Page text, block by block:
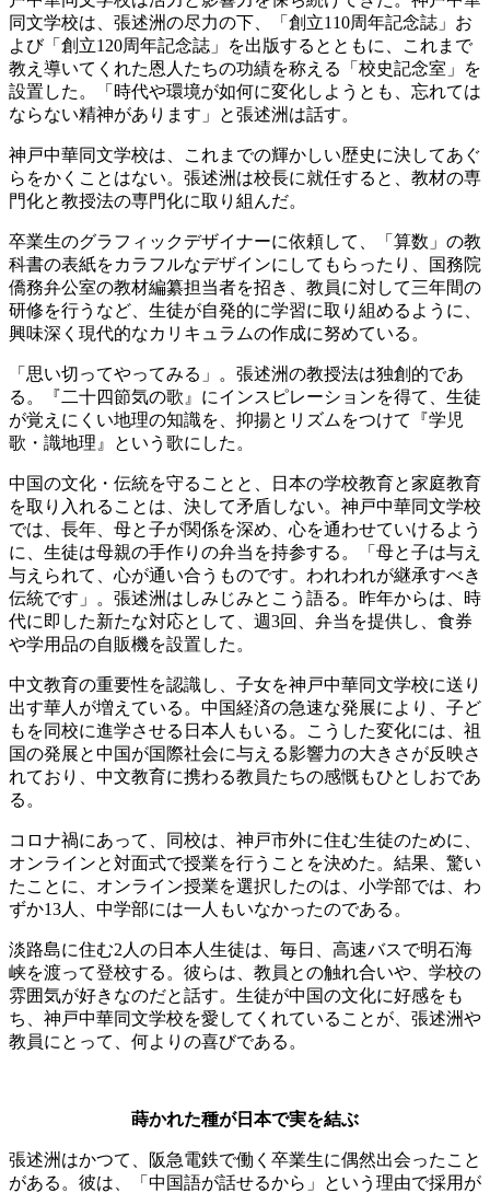
同文学校は、張述洲の尽力の下、「創立110周年記念誌」お
よび「創立120周年記念誌」を出版するとともに、これまで
教え導いてくれた恩人たちの功績を称える「校史記念室」を
設置した。「時代や環境が如何に変化しようとも、忘れては
ならない精神があります」と張述洲は話す。
神戸中華同文学校は、これまでの輝かしい歴史に決してあぐ
らをかくことはない。張述洲は校長に就任すると、教材の専
門化と教授法の専門化に取り組んだ。
卒業生のグラフィックデザイナーに依頼して、「算数」の教
科書の表紙をカラフルなデザインにしてもらったり、国務院
僑務弁公室の教材編纂担当者を招き、教員に対して三年間の
研修を行うなど、生徒が自発的に学習に取り組めるように、
興味深く現代的なカリキュラムの作成に努めている。
「思い切ってやってみる」。張述洲の教授法は独創的であ
る。『二十四節気の歌』にインスピレーションを得て、生徒
が覚えにくい地理の知識を、抑揚とリズムをつけて『学児
歌・識地理』という歌にした。
中国の文化・伝統を守ることと、日本の学校教育と家庭教育
を取り入れることは、決して矛盾しない。神戸中華同文学校
では、長年、母と子が関係を深め、心を通わせていけるよう
に、生徒は母親の手作りの弁当を持参する。「母と子は与え
与えられて、心が通い合うものです。われわれが継承すべき
伝統です」。張述洲はしみじみとこう語る。昨年からは、時
代に即した新たな対応として、週3回、弁当を提供し、食券
や学用品の自販機を設置した。
中文教育の重要性を認識し、子女を神戸中華同文学校に送り
出す華人が増えている。中国経済の急速な発展により、子ど
もを同校に進学させる日本人もいる。こうした変化には、祖
国の発展と中国が国際社会に与える影響力の大きさが反映さ
れており、中文教育に携わる教員たちの感慨もひとしおであ
る。
コロナ禍にあって、同校は、神戸市外に住む生徒のために、
オンラインと対面式で授業を行うことを決めた。結果、驚い
たことに、オンライン授業を選択したのは、小学部では、わ
ずか13人、中学部には一人もいなかったのである。
淡路島に住む2人の日本人生徒は、毎日、高速バスで明石海
峡を渡って登校する。彼らは、教員との触れ合いや、学校の
雰囲気が好きなのだと話す。生徒が中国の文化に好感をも
ち、神戸中華同文学校を愛してくれていることが、張述洲や
教員にとって、何よりの喜びである。
蒔かれた種が日本で実を結ぶ
張述洲はかつて、阪急電鉄で働く卒業生に偶然出会ったこと
がある。彼は、「中国語が話せるから」という理由で採用が